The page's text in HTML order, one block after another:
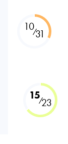
10⁄31
15⁄23